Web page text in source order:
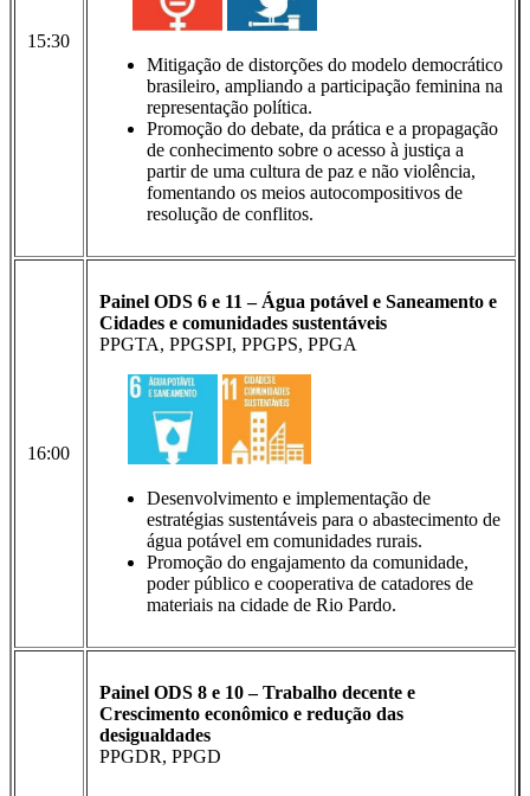
15:30
Mitigação de distorções do modelo democrático
brasileiro, ampliando a participação feminina na
representação política.
Promoção do debate, da prática e a propagação
de conhecimento sobre o acesso à justiça a
partir de uma cultura de paz e não violência,
fomentando os meios autocompositivos de
resolução de conflitos.
16:00
Painel ODS 6 e 11 – Água potável e Saneamento e
Cidades e comunidades sustentáveis
PPGTA, PPGSPI, PPGPS, PPGA
Desenvolvimento e implementação de
estratégias sustentáveis para o abastecimento de
água potável em comunidades rurais.
Promoção do engajamento da comunidade,
poder público e cooperativa de catadores de
materiais na cidade de Rio Pardo.
Painel ODS 8 e 10 – Trabalho decente e
Crescimento econômico e redução das
desigualdades
PPGDR, PPGD